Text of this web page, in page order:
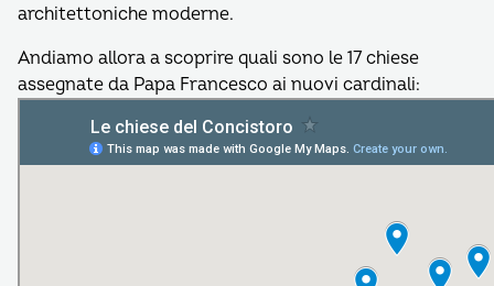
architettoniche moderne.
Andiamo allora a scoprire quali sono le 17 chiese
assegnate da Papa Francesco ai nuovi cardinali: